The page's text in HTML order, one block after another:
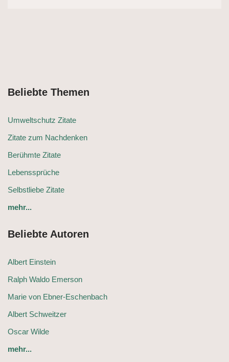
Beliebte Themen
Umweltschutz Zitate
Zitate zum Nachdenken
Berühmte Zitate
Lebenssprüche
Selbstliebe Zitate
mehr...
Beliebte Autoren
Albert Einstein
Ralph Waldo Emerson
Marie von Ebner-Eschenbach
Albert Schweitzer
Oscar Wilde
mehr...